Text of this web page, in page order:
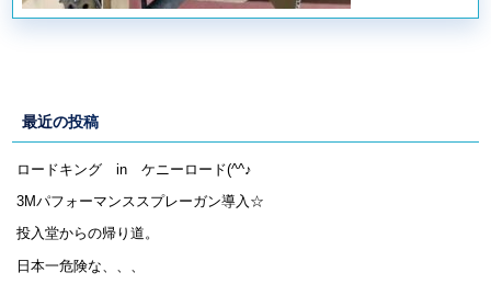
最近の投稿
ロードキング in ケニーロード(^^♪
3Mパフォーマンススプレーガン導入☆
投入堂からの帰り道。
日本一危険な、、、